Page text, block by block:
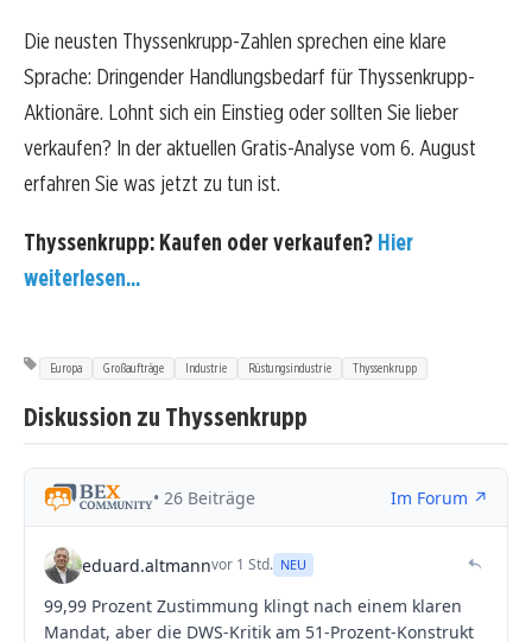
Die neusten Thyssenkrupp-Zahlen sprechen eine klare
Sprache: Dringender Handlungsbedarf für Thyssenkrupp-
Aktionäre. Lohnt sich ein Einstieg oder sollten Sie lieber
verkaufen? In der aktuellen Gratis-Analyse vom 6. August
erfahren Sie was jetzt zu tun ist.
Thyssenkrupp: Kaufen oder verkaufen? Hier
weiterlesen...
Europa Großaufträge Industrie Rüstungsindustrie Thyssenkrupp
Diskussion zu Thyssenkrupp